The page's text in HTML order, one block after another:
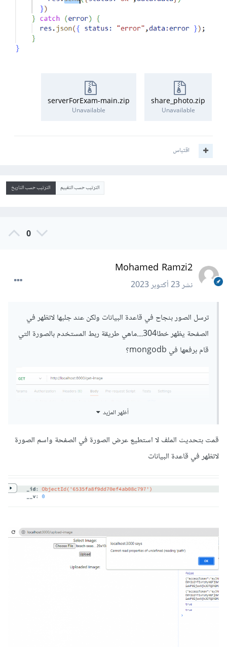
share_photo.zip
Unavailable
serverForExam-main.zip
Unavailable
اقتباس
الترتيب حسب التقييم الترتيب حسب التاريخ
0
Mohamed Ramzi2
نشر23 أكتوبر 2023
ترسل الصور بنجاح في قاعدة البيانات ولكن عند جلبها لاتظهر في
الصفحة يظهر خطا304....ماهي طريقة ربط المستخدم بالصورة التي
قام برفعها في mongodb؟
أظهر المزيد
قمت بتحديث الملف لا استطيع عرض الصورة في الصفحة واسم الصورة
لاتظهر في قاعدة البيانات